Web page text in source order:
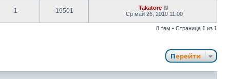
1 19501
Takatore
Ср май 26, 2010 11:00
8 тем • Страница 1 из 1
Перейти